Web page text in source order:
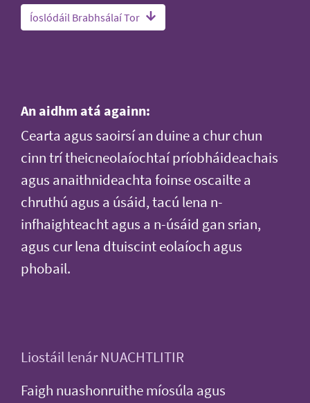
Íoslódáil Brabhsálaí Tor
An aidhm atá againn:
Cearta agus saoirsí an duine a chur chun
cinn trí theicneolaíochtaí príobháideachais
agus anaithnideachta foinse oscailte a
chruthú agus a úsáid, tacú lena n-
infhaighteacht agus a n-úsáid gan srian,
agus cur lena dtuiscint eolaíoch agus
phobail.
Liostáil lenár NUACHTLITIR
Faigh nuashonruithe míosúla agus